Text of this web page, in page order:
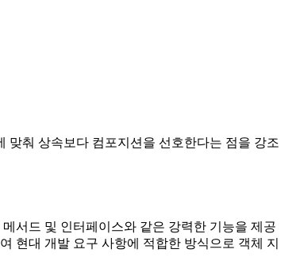
맞춰 상속보다 컴포지션을 선호한다는 점을 강조
서드 및 인터페이스와 같은 강력한 기능을 제공
현대 개발 요구 사항에 적합한 방식으로 객체 지